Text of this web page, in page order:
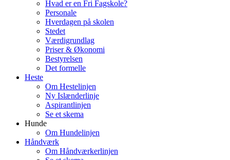
Hvad er en Fri Fagskole?
Personale
Hverdagen på skolen
Stedet
Værdigrundlag
Priser & Økonomi
Bestyrelsen
Det formelle
Heste
Om Hestelinjen
Ny Islænderlinje
Aspirantlinjen
Se et skema
Hunde
Om Hundelinjen
Håndværk
Om Håndværkerlinjen